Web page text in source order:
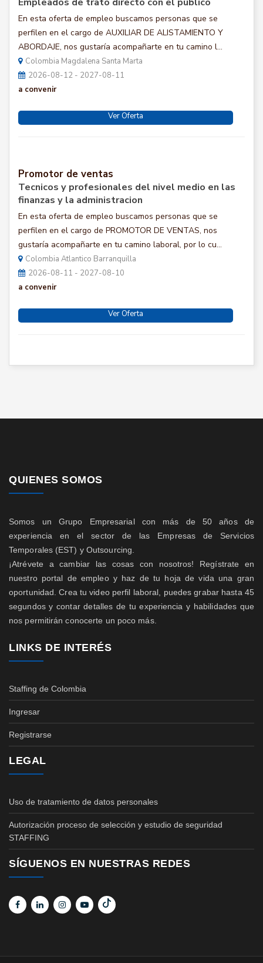
En esta oferta de empleo buscamos personas que se
perfilen en el cargo de AUXILIAR DE ALISTAMIENTO Y
ABORDAJE, nos gustaría acompañarte en tu camino l...
Colombia Magdalena Santa Marta
2026-08-12 - 2027-08-11
a convenir
Ver Oferta
Promotor de ventas
Tecnicos y profesionales del nivel medio en las
finanzas y la administracion
En esta oferta de empleo buscamos personas que se
perfilen en el cargo de PROMOTOR DE VENTAS, nos
gustaría acompañarte en tu camino laboral, por lo cu...
Colombia Atlantico Barranquilla
2026-08-11 - 2027-08-10
a convenir
Ver Oferta
QUIENES SOMOS
Somos un Grupo Empresarial con más de 50 años de
experiencia en el sector de las Empresas de Servicios
Temporales (EST) y Outsourcing.
¡Atrévete a cambiar las cosas con nosotros! Regístrate en
nuestro portal de empleo y haz de tu hoja de vida una gran
oportunidad. Crea tu video perfil laboral, puedes grabar hasta 45
segundos y contar detalles de tu experiencia y habilidades que
nos permitirán conocerte un poco más.
LINKS DE INTERÉS
Staffing de Colombia
Ingresar
Registrarse
LEGAL
Uso de tratamiento de datos personales
Autorización proceso de selección y estudio de seguridad
STAFFING
SÍGUENOS EN NUESTRAS REDES